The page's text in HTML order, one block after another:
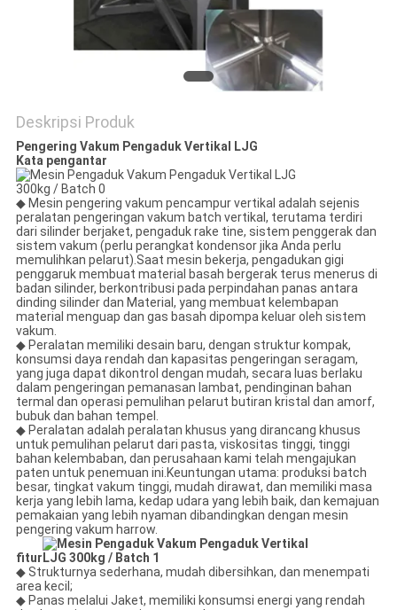
Deskripsi Produk
Pengering Vakum Pengaduk Vertikal LJG
Kata pengantar
◆ Mesin pengering vakum pencampur vertikal adalah sejenis
peralatan pengeringan vakum batch vertikal, terutama terdiri
dari silinder berjaket, pengaduk rake tine, sistem penggerak dan
sistem vakum (perlu perangkat kondensor jika Anda perlu
memulihkan pelarut).Saat mesin bekerja, pengadukan gigi
penggaruk membuat material basah bergerak terus menerus di
badan silinder, berkontribusi pada perpindahan panas antara
dinding silinder dan Material, yang membuat kelembapan
material menguap dan gas basah dipompa keluar oleh sistem
vakum.
◆ Peralatan memiliki desain baru, dengan struktur kompak,
konsumsi daya rendah dan kapasitas pengeringan seragam,
yang juga dapat dikontrol dengan mudah, secara luas berlaku
dalam pengeringan pemanasan lambat, pendinginan bahan
termal dan operasi pemulihan pelarut butiran kristal dan amorf,
bubuk dan bahan tempel.
◆ Peralatan adalah peralatan khusus yang dirancang khusus
untuk pemulihan pelarut dari pasta, viskositas tinggi, tinggi
bahan kelembaban, dan perusahaan kami telah mengajukan
paten untuk penemuan ini.Keuntungan utama: produksi batch
besar, tingkat vakum tinggi, mudah dirawat, dan memiliki masa
kerja yang lebih lama, kedap udara yang lebih baik, dan kemajuan
pemakaian yang lebih nyaman dibandingkan dengan mesin
pengering vakum harrow.
fitur
◆ Strukturnya sederhana, mudah dibersihkan, dan menempati
area kecil;
◆ Panas melalui Jaket, memiliki konsumsi energi yang rendah